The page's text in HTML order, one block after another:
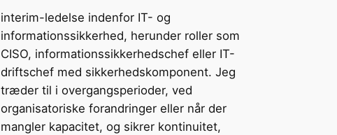
interim-ledelse indenfor IT- og
informationssikkerhed, herunder roller som
CISO, informationssikkerhedschef eller IT-
driftschef med sikkerhedskomponent. Jeg
træder til i overgangsperioder, ved
organisatoriske forandringer eller når der
mangler kapacitet, og sikrer kontinuitet,